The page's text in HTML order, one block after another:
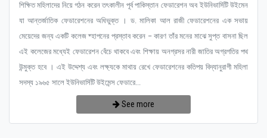
শিক্ষিত মহিলাদের নিয়ে গঠন করেন তৎকালীন পূর্ব পাকিস্তান ফেডারেশন অব ইউনিভার্সিটি উইমেন
যা আন্তর্জাতিক ফেডারেশনের অধিভুক্ত । ড. মালিকা আল রাজী ফেডারেশনের এক সভায়
মেয়েদের জন্য একটি কলেজ ষ্হাপনের প্রস্তাব করেন – কারণ তাঁর মনের মাঝে সুপ্ত বাসনা ছিল
এই কলেজের মধ্যেই ফেডারেশন বেঁচে থাকবে এবং শিক্ষায় অনগ্রসর নারী জাতির অগ্রগতির পথ
উন্মুক্ত হবে । এই উদ্দেশ্য এবং লক্ষ্যকে মাথায় রেখে ফেডারেশনের কতিপয় বিদ্যানুরাগী মহিলা
সদস্য ১৯৬৫ সালে ইউনিভার্সিটি উইমেন্স ফেডারে...
See more